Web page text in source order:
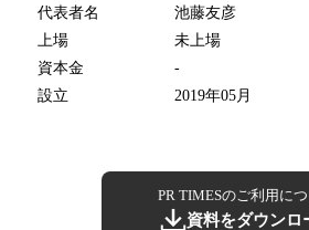
代表者名
池藤友彦
上場
未上場
資本金
-
設立
2019年05月
PR TIMESのご利用に
資料をダウンロ